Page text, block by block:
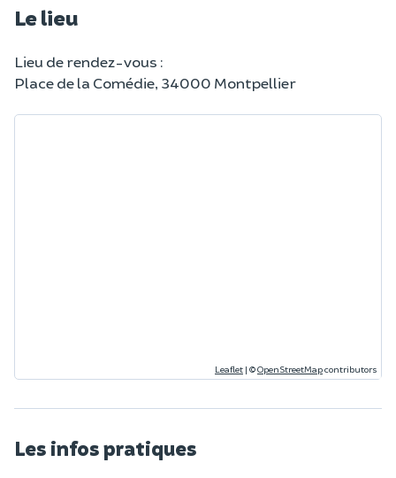
Le lieu
Lieu de rendez-vous :
Place de la Comédie, 34000 Montpellier
Leaflet | ©OpenStreetMapcontributors
Les infos pratiques